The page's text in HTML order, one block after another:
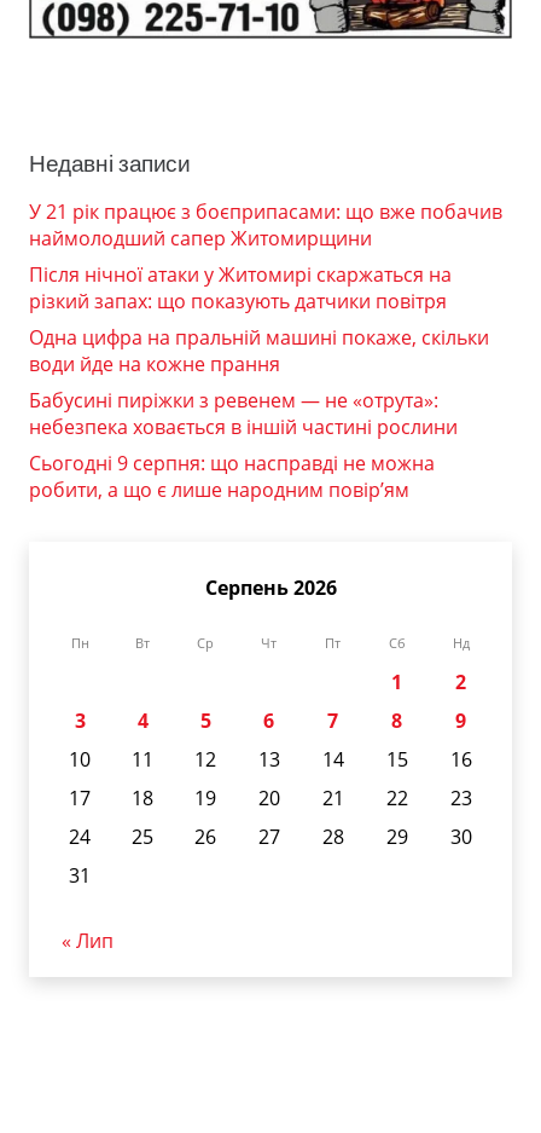
Недавні записи
У 21 рік працює з боєприпасами: що вже побачив
наймолодший сапер Житомирщини
Після нічної атаки у Житомирі скаржаться на
різкий запах: що показують датчики повітря
Одна цифра на пральній машині покаже, скільки
води йде на кожне прання
Бабусині пиріжки з ревенем — не «отрута»:
небезпека ховається в іншій частині рослини
Сьогодні 9 серпня: що насправді не можна
робити, а що є лише народним повір’ям
Серпень 2026
Пн Вт Ср Чт Пт Сб Нд
1
2
3
4 5 6 7 8
9
10
11 12 13 14 15
16
17
18 19 20 21 22
23
24
25 26 27 28 29
30
31
« Лип